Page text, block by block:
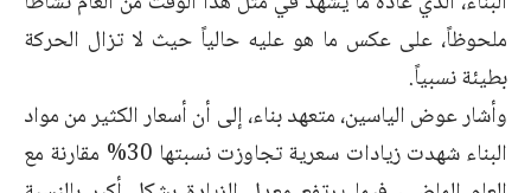
ملحوظاً، على عكس ما هو عليه حالياً حيث لا تزال الحركة
بطيئة نسبياً.
وأشار عوض الياسين، متعهد بناء، إلى أن أسعار الكثير من مواد
البناء شهدت زيادات سعرية تجاوزت نسبتها 30% مقارنة مع